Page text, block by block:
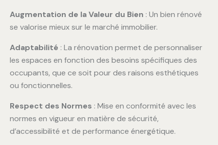
Augmentation de la Valeur du Bien : Un bien rénové
se valorise mieux sur le marché immobilier.
Adaptabilité : La rénovation permet de personnaliser
les espaces en fonction des besoins spécifiques des
occupants, que ce soit pour des raisons esthétiques
ou fonctionnelles.
Respect des Normes : Mise en conformité avec les
normes en vigueur en matière de sécurité,
d’accessibilité et de performance énergétique.